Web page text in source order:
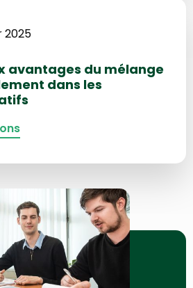
avantages du mélange
dans les
2025